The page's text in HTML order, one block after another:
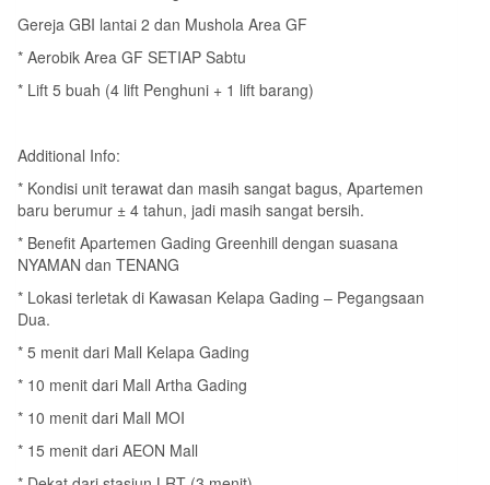
Gereja GBI lantai 2 dan Mushola Area GF
* Aerobik Area GF SETIAP Sabtu
* Lift 5 buah (4 lift Penghuni + 1 lift barang)
Additional Info:
* Kondisi unit terawat dan masih sangat bagus, Apartemen
baru berumur ± 4 tahun, jadi masih sangat bersih.
* Benefit Apartemen Gading Greenhill dengan suasana
NYAMAN dan TENANG
* Lokasi terletak di Kawasan Kelapa Gading – Pegangsaan
Dua.
* 5 menit dari Mall Kelapa Gading
* 10 menit dari Mall Artha Gading
* 10 menit dari Mall MOI
* 15 menit dari AEON Mall